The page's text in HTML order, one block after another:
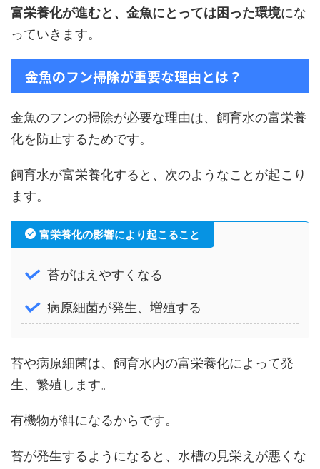
富栄養化が進むと、金魚にとっては困った環境にな
っていきます。
金魚のフン掃除が重要な理由とは？
金魚のフンの掃除が必要な理由は、飼育水の富栄養
化を防止するためです。
飼育水が富栄養化すると、次のようなことが起こり
ます。
富栄養化の影響により起こること
苔がはえやすくなる
病原細菌が発生、増殖する
苔や病原細菌は、飼育水内の富栄養化によって発
生、繁殖します。
有機物が餌になるからです。
苔が発生するようになると、水槽の見栄えが悪くな